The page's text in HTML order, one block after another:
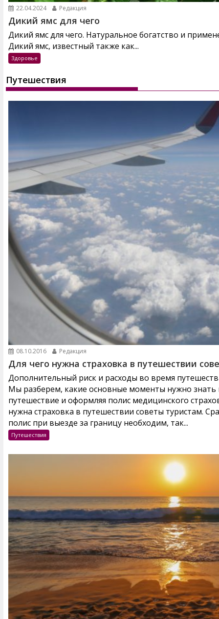
22.04.2024 Редакция
Дикий ямс для чего
Дикий ямс для чего. Натуральное богатство и
Дикий ямс, известный также как...
Здоровье
Путешествия
08.10.2016 Редакция
Для чего нужна страховка в путешествии
Дополнительный риск и расходы во время
Мы разберем, какие основные моменты нужно знать
путешествие и оформляя полис медицинского
нужна страховка в путешествии советы туристам.
полис при выезде за границу необходим, так...
Путешествия